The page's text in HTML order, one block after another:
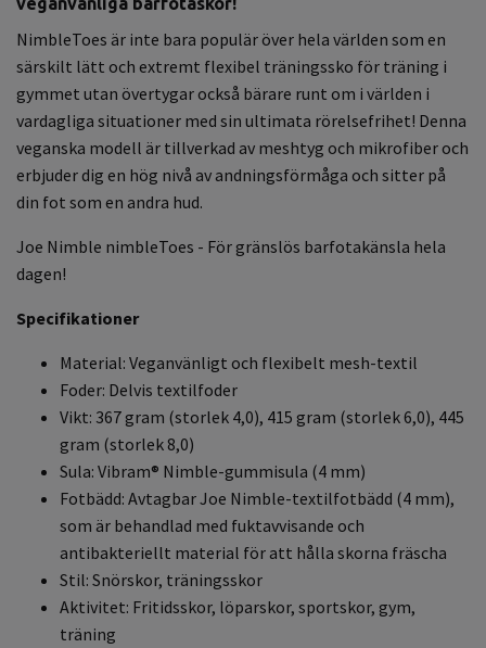
NimbleToes är inte bara populär över hela världen som en
särskilt lätt och extremt flexibel träningssko för träning i
gymmet utan övertygar också bärare runt om i världen i
vardagliga situationer med sin ultimata rörelsefrihet! Denna
veganska modell är tillverkad av meshtyg och mikrofiber och
erbjuder dig en hög nivå av andningsförmåga och sitter på
din fot som en andra hud.
Joe Nimble nimbleToes - För gränslös barfotakänsla hela
dagen!
Specifikationer
Material: Veganvänligt och flexibelt mesh-textil
Foder: Delvis textilfoder
Vikt: 367 gram (storlek 4,0), 415 gram (storlek 6,0), 445
gram (storlek 8,0)
Sula: Vibram® Nimble-gummisula (4 mm)
Fotbädd: Avtagbar Joe Nimble-textilfotbädd (4 mm),
som är behandlad med fuktavvisande och
antibakteriellt material för att hålla skorna fräscha
Stil: Snörskor, träningsskor
Aktivitet: Fritidsskor, löparskor, sportskor, gym,
träning